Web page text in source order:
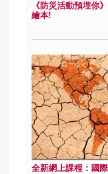
《防災活動預埋你
繪本!
全新網上課程：國